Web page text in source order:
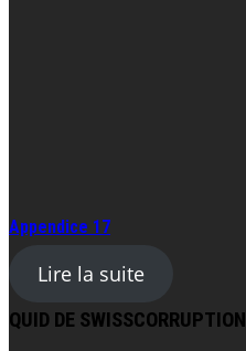
Appendice 17
Lire la suite
QUID DE SWISSCORRUPTION